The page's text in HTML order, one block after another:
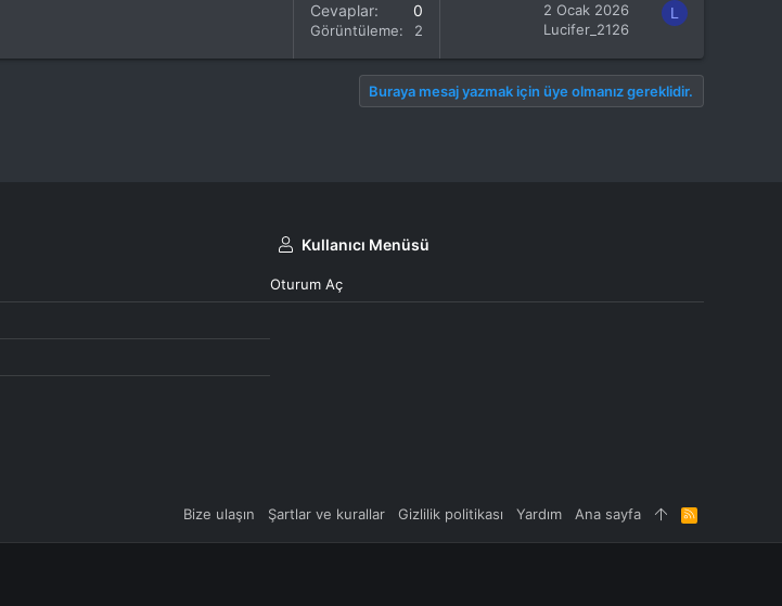
Cevaplar 0
Görüntüleme
2 Ocak 2026
Lucifer_2126
L
Buraya mesaj yazmak için üye olmanız gereklidir.
Kullanıcı Menüsü
Oturum Aç
Bize ulaşın Şartlar ve kurallar Gizlilik politikası Yardım Ana sayfa
R
S
S